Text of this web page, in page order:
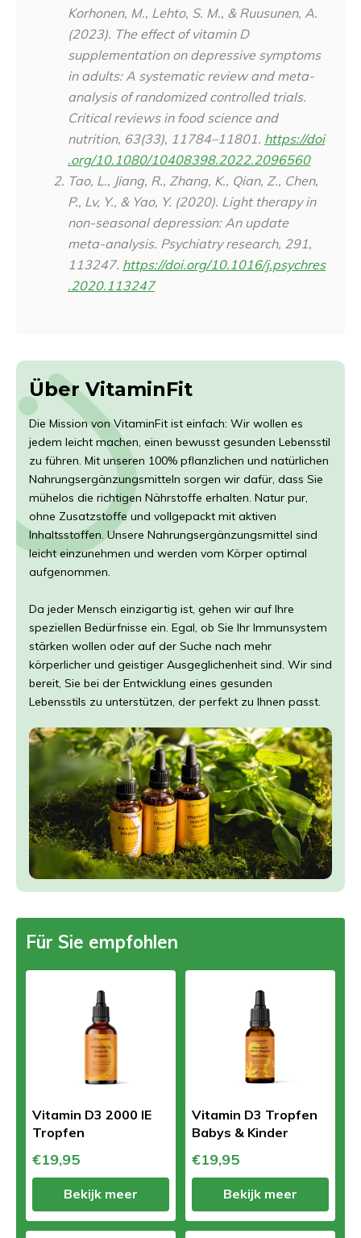
Korhonen, M., Lehto, S. M., & Ruusunen, A.
(2023). The effect of vitamin D
supplementation on depressive symptoms
in adults: A systematic review and meta-
analysis of randomized controlled trials.
Critical reviews in food science and
nutrition, 63(33), 11784–11801. https://doi
.org/10.1080/10408398.2022.2096560
Tao, L., Jiang, R., Zhang, K., Qian, Z., Chen,
P., Lv, Y., & Yao, Y. (2020). Light therapy in
non-seasonal depression: An update
meta-analysis. Psychiatry research, 291,
113247. https://doi.org/10.1016/j.psychres
.2020.113247
Über VitaminFit
Die Mission von VitaminFit ist einfach: Wir wollen es
jedem leicht machen, einen bewusst gesunden Lebensstil
zu führen. Mit unseren 100% pflanzlichen und natürlichen
Nahrungsergänzungsmitteln sorgen wir dafür, dass Sie
mühelos die richtigen Nährstoffe erhalten. Natur pur,
ohne Zusatzstoffe und vollgepackt mit aktiven
Inhaltsstoffen. Unsere Nahrungsergänzungsmittel sind
leicht einzunehmen und werden vom Körper optimal
aufgenommen.
Da jeder Mensch einzigartig ist, gehen wir auf Ihre
speziellen Bedürfnisse ein. Egal, ob Sie Ihr Immunsystem
stärken wollen oder auf der Suche nach mehr
körperlicher und geistiger Ausgeglichenheit sind. Wir sind
bereit, Sie bei der Entwicklung eines gesunden
Lebensstils zu unterstützen, der perfekt zu Ihnen passt.
Für Sie empfohlen
Vitamin D3 2000 IE
Tropfen
€19,95
Bekijk meer
Vitamin D3 Tropfen
Babys & Kinder
€19,95
Bekijk meer